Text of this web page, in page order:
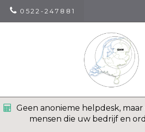
0 5 2 2 - 2 4 7 8 8 1
Geen anonieme helpdesk,
mensen die uw bedrijf en